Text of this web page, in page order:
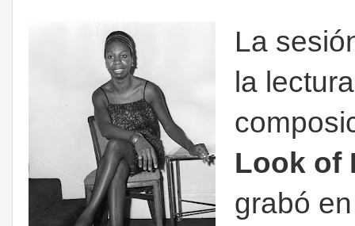
La
la
Look of
grabó